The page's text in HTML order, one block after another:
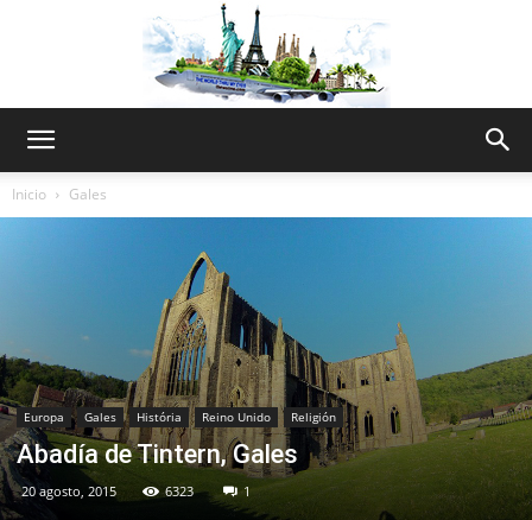
Thru
My
Inicio Gales
Europa Gales História Reino Unido Religión
Abadía de Tintern, Gales
20 agosto, 2015 6323 1